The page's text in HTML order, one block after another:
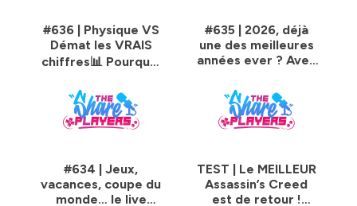
#636 | Physique VS
Démat les VRAIS
chiffres📊 Pourquoi
abandonne les
disques ?
#635 | 2026, déjà
une des meilleures
années ever ? Avec
#634 | Jeux,
vacances, coupe du
monde… le live
TEST | Le MEILLEUR
Assassin’s Creed
est de retour !